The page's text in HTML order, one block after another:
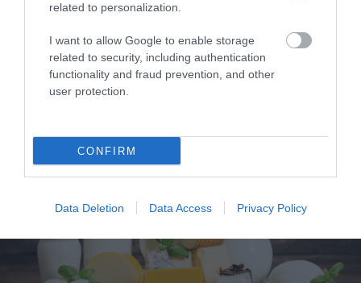
related to personalization.
I want to allow Google to enable storage
related to security, including authentication
functionality and fraud prevention, and other
user protection.
CONFIRM
Data Deletion Data Access Privacy Policy
Αυτό είναι το θαυματουργό έλαιο που